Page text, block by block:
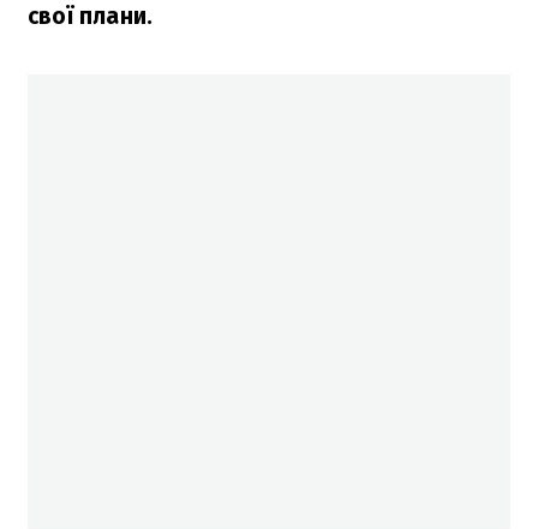
свої плани.